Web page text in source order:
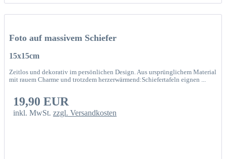
Foto auf massivem Schiefer
15x15cm
Zeitlos und dekorativ im persönlichen Design. Aus ursprünglichem Material
mit rauem Charme und trotzdem herzerwärmend:Schiefertafeln eignen ...
19,90 EUR
inkl. MwSt.zzgl. Versandkosten